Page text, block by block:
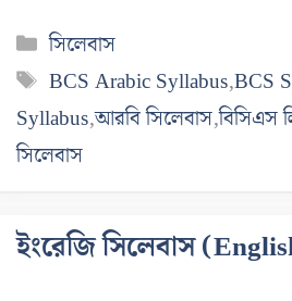
বিভাগ
সমূহ
সিলেবাস
ট্যাগ
সমূহ
BCS Arabic Syllabus,BCS
Syllabus,আরবি সিলেবাস,বিসিএস
সিলেবাস
ইংরেজি সিলেবাস